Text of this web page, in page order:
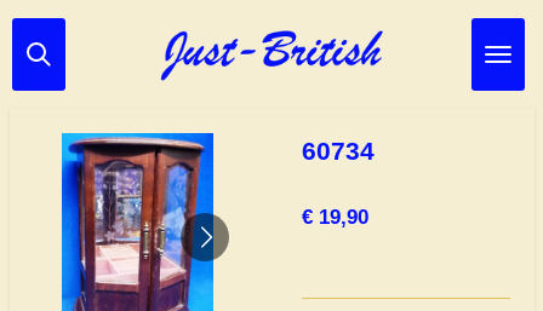
Ga
direct
hoofdinhoud
60734
€ 19,90